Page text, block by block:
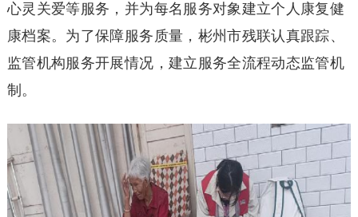
心灵关爱等服务，并为每名服务对象建立个人康复健
康档案。为了保障服务质量，彬州市残联认真跟踪、
监管机构服务开展情况，建立服务全流程动态监管机
制。